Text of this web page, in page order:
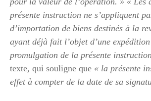
présente instruction ne s’appliquent
d’importation de biens destinés à la
ayant déjà fait l’objet d’une
promulgation de la présente
texte, qui souligne que « la présente
effet à compter de la date de sa